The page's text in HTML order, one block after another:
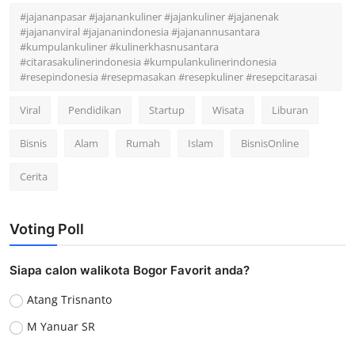
#jajananpasar #jajanankuliner #jajankuliner #jajanenak
#jajananviral #jajananindonesia #jajanannusantara
#kumpulankuliner #kulinerkhasnusantara
#citarasakulinerindonesia #kumpulankulinerindonesia
#resepindonesia #resepmasakan #resepkuliner #resepcitarasai
Viral Pendidikan Startup Wisata Liburan
Bisnis Alam Rumah Islam BisnisOnline
Cerita
Voting Poll
Siapa calon walikota Bogor Favorit anda?
Atang Trisnanto
M Yanuar SR